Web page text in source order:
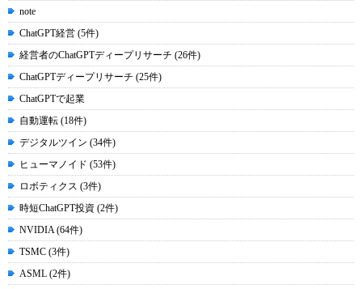
note
ChatGPT経営 (5件)
経営者のChatGPTディープリサーチ (26件)
ChatGPTディープリサーチ (25件)
ChatGPTで起業
自動運転 (18件)
デジタルツイン (34件)
ヒューマノイド (53件)
ロボティクス (3件)
時短ChatGPT投資 (2件)
NVIDIA (64件)
TSMC (3件)
ASML (2件)